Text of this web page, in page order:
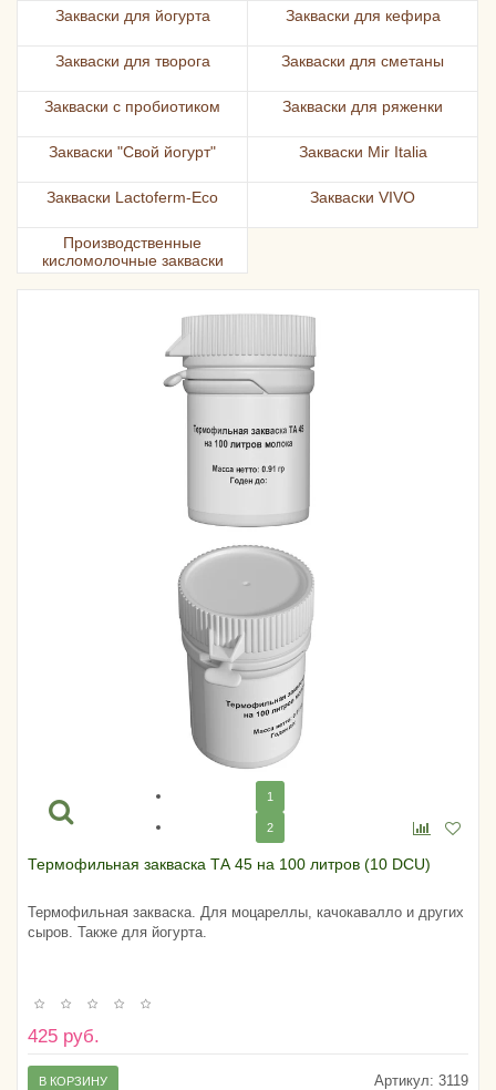
Закваски для йогурта Закваски для кефира
Закваски для творога Закваски для сметаны
Закваски с пробиотиком Закваски для ряженки
Закваски "Свой йогурт" Закваски Mir Italia
Закваски Lactoferm-Eco Закваски VIVO
Производственные
кисломолочные закваски
1
2
Термофильная закваска ТА 45 на 100 литров (10 DCU)
Термофильная закваска. Для моцареллы, качокавалло и других
сыров. Также для йогурта.
425 руб.
Артикул: 3119
В КОРЗИНУ